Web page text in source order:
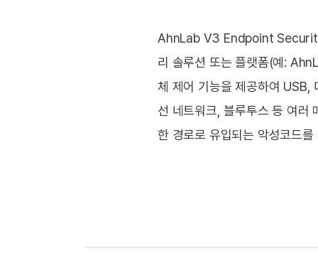
AhnLab V3 Endpoint
리 솔루션 또는 플랫폼(예:
체 제어 기능을 제공하여 USB,
선 네트워크, 블루투스 등 여러
한 경로로 유입되는 악성코드를